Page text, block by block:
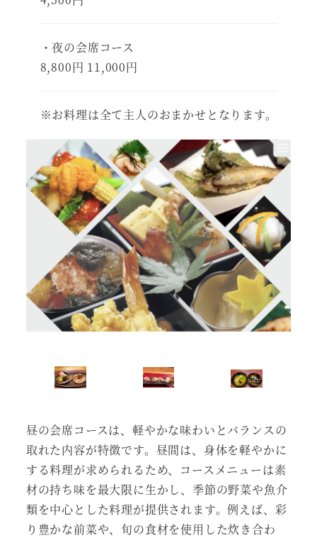
・夜の会席コース
8,800円 11,000円
※お料理は全て主人のおまかせとなります。
昼の会席コースは、軽やかな味わいとバランスの
取れた内容が特徴です。昼間は、身体を軽やかに
する料理が求められるため、コースメニューは素
材の持ち味を最大限に生かし、季節の野菜や魚介
類を中心とした料理が提供されます。例えば、彩
り豊かな前菜や、旬の食材を使用した炊き合わ